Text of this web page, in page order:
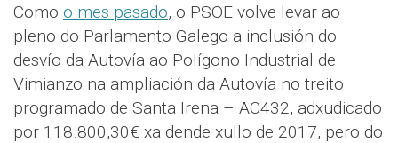
Como o mes pasado, o PSOE volve levar ao
pleno do Parlamento Galego a inclusión do
desvío da Autovía ao Polígono Industrial de
Vimianzo na ampliación da Autovía no treito
programado de Santa Irena – AC432, adxudicado
por 118.800,30€ xa dende xullo de 2017, pero do